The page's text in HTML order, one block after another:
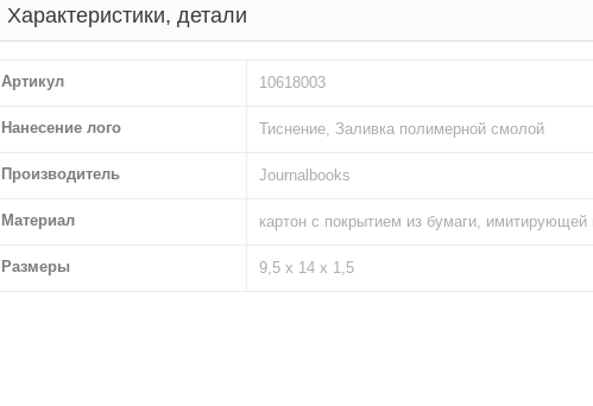
Характеристики, детали
Артикул 10618003
Нанесение лого Тиснение, Заливка полимерной смолой
Производитель Journalbooks
Материал картон с покрытием из бумаги, имитирующей
Размеры 9,5 х 14 х 1,5